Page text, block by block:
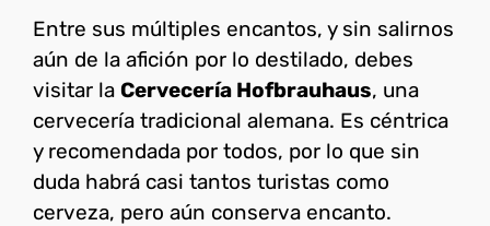
Entre sus múltiples encantos, y sin salirnos
aún de la afición por lo destilado, debes
visitar la Cervecería Hofbrauhaus, una
cervecería tradicional alemana. Es céntrica
y recomendada por todos, por lo que sin
duda habrá casi tantos turistas como
cerveza, pero aún conserva encanto.